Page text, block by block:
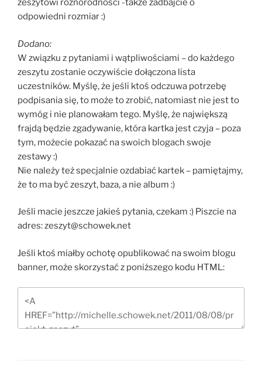
zeszytowi różnorodności -także zadbajcie o
odpowiedni rozmiar :)
Dodano:
W związku z pytaniami i wątpliwościami – do każdego
zeszytu zostanie oczywiście dołączona lista
uczestników. Myślę, że jeśli ktoś odczuwa potrzebę
podpisania się, to może to zrobić, natomiast nie jest to
wymóg i nie planowałam tego. Myślę, że największą
frajdą będzie zgadywanie, która kartka jest czyja – poza
tym, możecie pokazać na swoich blogach swoje
zestawy :)
Nie należy też specjalnie ozdabiać kartek – pamiętajmy,
że to ma być zeszyt, baza, a nie album :)
Jeśli macie jeszcze jakieś pytania, czekam :) Piszcie na
adres: zeszyt@schowek.net
Jeśli ktoś miałby ochotę opublikować na swoim blogu
banner, może skorzystać z poniższego kodu HTML: